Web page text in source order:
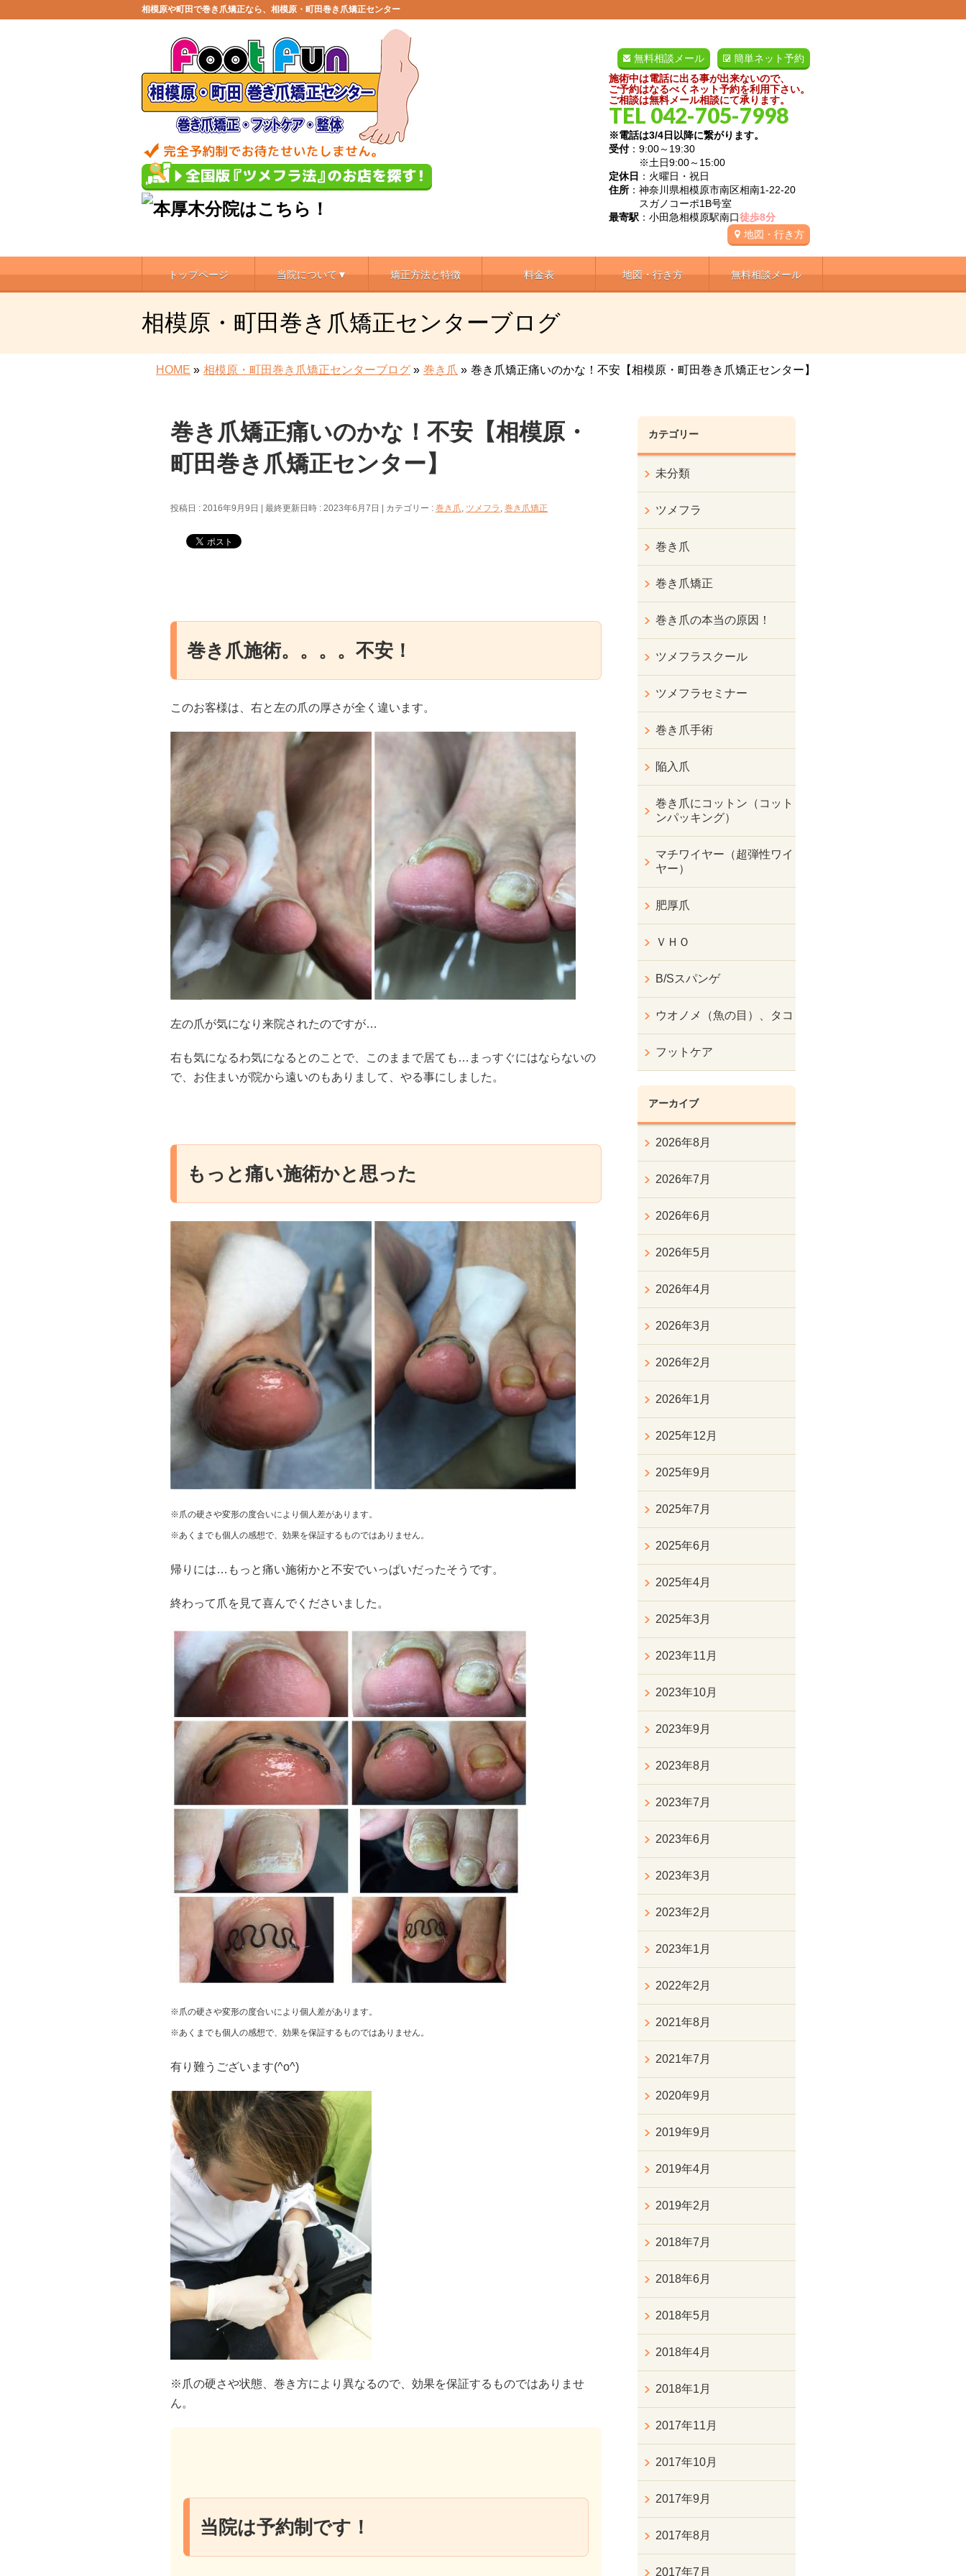
相模原や町田で巻き爪矯正なら、相模原・町田巻き爪矯正センター
簡単ネット予約
無料相談メール
施術中は電話に出る事が出来ないので、
ご予約はなるべくネット予約を利用下さい。
ご相談は無料メール相談にて承ります。
TEL 042-705-7998
※電話は3/4日以降に繋がります。
受付：9:00～19:30
※土日9:00～15:00
定休日 ：火曜日・祝日
住所 ：神奈川県相模原市南区相南1-22-20
スガノコーポ1B号室
最寄駅 ：小田急相模原駅南口徒歩8分
地図・行き方
トップページ 当院について▼ 矯正方法と特徴 料金表 地図・行き方 無料相談メール
相模原・町田巻き爪矯正センターブログ
HOME » 相模原・町田巻き爪矯正センターブログ » 巻き爪 » 巻き爪矯正痛いのかな！不安【相模原・町田巻き爪矯正センター】
巻き爪矯正痛いのかな！不安【相模原・
町田巻き爪矯正センター】
投稿日 : 2016年9月9日 最終更新日時 : 2023年6月7日 カテゴリー : 巻き爪, ツメフラ , 巻き爪矯正
巻き爪施術。。。。不安！
このお客様は、右と左の爪の厚さが全く違います。
左の爪が気になり来院されたのですが…
右も気になるわ気になるとのことで、このままで居ても…まっすぐにはならないの
で、お住まいが院から遠いのもありまして、やる事にしました。
もっと痛い施術かと思った
※爪の硬さや変形の度合いにより個人差があります。
※あくまでも個人の感想で、効果を保証するものではありません。
帰りには…もっと痛い施術かと不安でいっぱいだったそうです。
終わって爪を見て喜んでくださいました。
※爪の硬さや変形の度合いにより個人差があります。
※あくまでも個人の感想で、効果を保証するものではありません。
有り難うございます(^o^)
※爪の硬さや状態、巻き方により異なるので、効果を保証するものではありませ
ん。
当院は予約制です！
カテゴリー
未分類
ツメフラ
巻き爪
巻き爪矯正
巻き爪の本当の原因！
ツメフラスクール
ツメフラセミナー
巻き爪手術
陥入爪
巻き爪にコットン（コット
ンパッキング）
マチワイヤー（超弾性ワイ
ヤー）
肥厚爪
ＶＨＯ
B/Sスパンゲ
ウオノメ（魚の目）、タコ
フットケア
アーカイブ
2026年8月
2026年7月
2026年6月
2026年5月
2026年4月
2026年3月
2026年2月
2026年1月
2025年12月
2025年9月
2025年7月
2025年6月
2025年4月
2025年3月
2023年11月
2023年10月
2023年9月
2023年8月
2023年7月
2023年6月
2023年3月
2023年2月
2023年1月
2022年2月
2021年8月
2021年7月
2020年9月
2019年9月
2019年4月
2019年2月
2018年7月
2018年6月
2018年5月
2018年4月
2018年1月
2017年11月
2017年10月
2017年9月
2017年8月
2017年7月